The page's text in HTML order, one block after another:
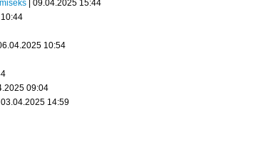
| 09.04.2025 15:44
10:54
09:04
| 03.04.2025 14:59